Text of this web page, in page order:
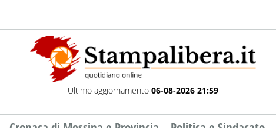
Ultimo aggiornamento 06-08-2026 21:59